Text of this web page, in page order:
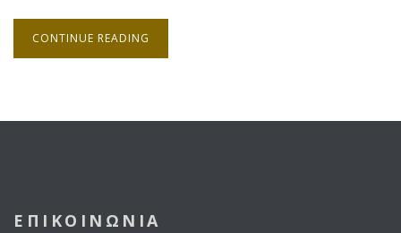
CONTINUE READING
ΕΠΙΚΟΙΝΩΝΙΑ